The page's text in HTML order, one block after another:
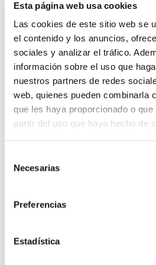
Esta página web usa cookies
Las cookies de este sitio web se
el contenido y los anuncios,
sociales y analizar el tráfico.
información sobre el uso que
nuestros partners de redes
web, quienes pueden combinarla
que les haya proporcionado o
partir del uso que haya hecho de
Necesarias
Preferencias
Estadística
corporativa de“algún banco
con entre 200 y 800 millones
operación de tamaño similar a la
GBS Finance. El CEO de Creand
contemplada una inyección de
matriz para dar pulmón
caso de volver a salir de
En un entorno de mercado donde
apuesta del grupo andorrano por
clientes de 1 a 10 millones de
fuerte”. Un nicho donde
todos”.
La marca Andorra